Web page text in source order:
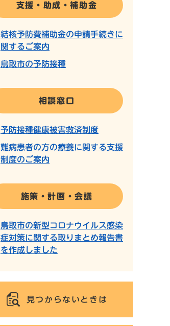
支援・助成・補助金
結核予防費補助金の申請手続きに
関するご案内
鳥取市の予防接種
相談窓口
予防接種健康被害救済制度
難病患者の方の療養に関する支援
制度のご案内
施策・計画・会議
鳥取市の新型コロナウイルス感染
症対策に関する取りまとめ報告書
を作成しました
見つからないときは